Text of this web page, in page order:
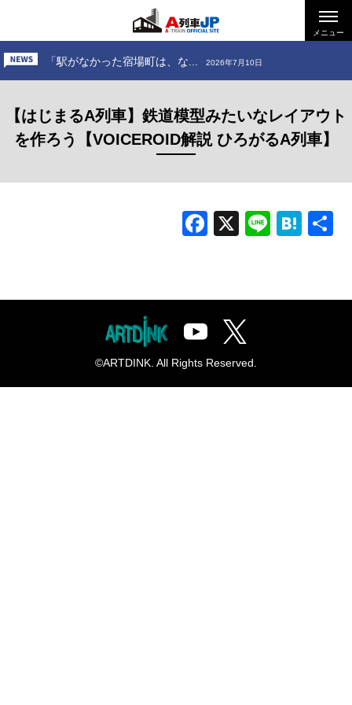
メニュー
「お出かけ、小田急電鉄 ～...
「お出かけ、道南いさりび鉄... 2026年7月24日
「駅がなかった宿場町は、な... 2026年7月10日
「お出かけ、道南いさりび鉄... 2026年7月24日
【はじまるA列車】鉄道模型みたいなレイアウト
を作ろう【VOICEROID解説 ひろがるA列車】
Facebook
X Line
©ARTDINK. All Rights Reserved.